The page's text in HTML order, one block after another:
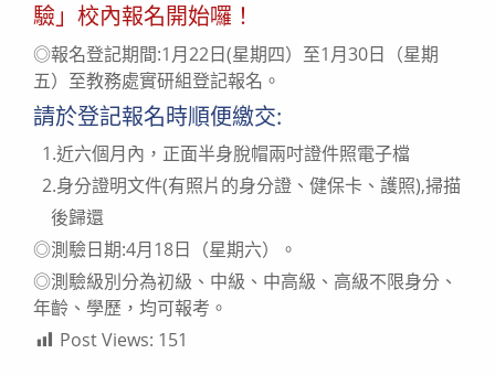
驗」校內報名開始囉！
◎報名登記期間:1月22日(星期四）至1月30日（星期
五）至教務處實研組登記報名。
請於登記報名時順便繳交:
1.近六個月內，正面半身脫帽兩吋證件照電子檔
2.身分證明文件(有照片的身分證、健保卡、護照),掃描
後歸還
◎測驗日期:4月18日（星期六）。
◎測驗級別分為初級、中級、中高級、高級不限身分、
年齡、學歷，均可報考。
Post Views: 151